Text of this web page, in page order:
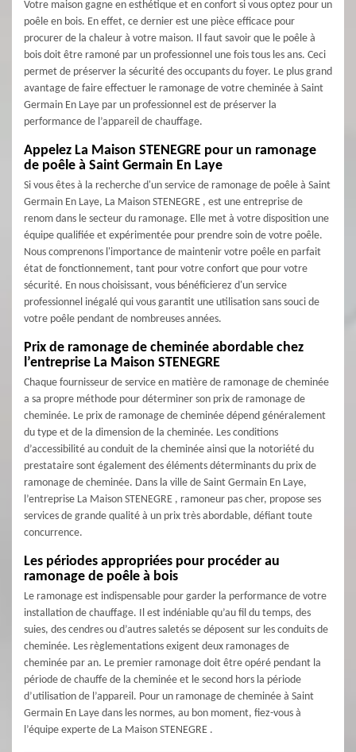
Votre maison gagne en esthétique et en confort si vous optez pour un
poêle en bois. En effet, ce dernier est une pièce efficace pour
procurer de la chaleur à votre maison. Il faut savoir que le poêle à
bois doit être ramoné par un professionnel une fois tous les ans. Ceci
permet de préserver la sécurité des occupants du foyer. Le plus grand
avantage de faire effectuer le ramonage de votre cheminée à Saint
Germain En Laye par un professionnel est de préserver la
performance de l’appareil de chauffage.
Appelez La Maison STENEGRE pour un ramonage
de poêle à Saint Germain En Laye
Si vous êtes à la recherche d'un service de ramonage de poêle à Saint
Germain En Laye, La Maison STENEGRE , est une entreprise de
renom dans le secteur du ramonage. Elle met à votre disposition une
équipe qualifiée et expérimentée pour prendre soin de votre poêle.
Nous comprenons l'importance de maintenir votre poêle en parfait
état de fonctionnement, tant pour votre confort que pour votre
sécurité. En nous choisissant, vous bénéficierez d'un service
professionnel inégalé qui vous garantit une utilisation sans souci de
votre poêle pendant de nombreuses années.
Prix de ramonage de cheminée abordable chez
l’entreprise La Maison STENEGRE
Chaque fournisseur de service en matière de ramonage de cheminée
a sa propre méthode pour déterminer son prix de ramonage de
cheminée. Le prix de ramonage de cheminée dépend généralement
du type et de la dimension de la cheminée. Les conditions
d’accessibilité au conduit de la cheminée ainsi que la notoriété du
prestataire sont également des éléments déterminants du prix de
ramonage de cheminée. Dans la ville de Saint Germain En Laye,
l’entreprise La Maison STENEGRE , ramoneur pas cher, propose ses
services de grande qualité à un prix très abordable, défiant toute
concurrence.
Les périodes appropriées pour procéder au
ramonage de poêle à bois
Le ramonage est indispensable pour garder la performance de votre
installation de chauffage. Il est indéniable qu’au fil du temps, des
suies, des cendres ou d’autres saletés se déposent sur les conduits de
cheminée. Les règlementations exigent deux ramonages de
cheminée par an. Le premier ramonage doit être opéré pendant la
période de chauffe de la cheminée et le second hors la période
d’utilisation de l’appareil. Pour un ramonage de cheminée à Saint
Germain En Laye dans les normes, au bon moment, fiez-vous à
l’équipe experte de La Maison STENEGRE .